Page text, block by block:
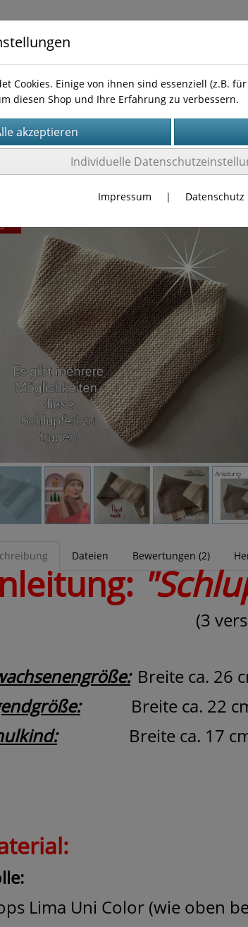
Kontakt
Dateien Bewertungen (2)
(3
Breite ca. 26
Breite ca. 22
Breite ca. 17
Lima Uni Color (wie oben
Cookies. Einige von ihnen sind essenziell (z.B.
diesen Shop und Ihre Erfahrung zu verbessern.
Individuelle
Impressum | Datenschutz